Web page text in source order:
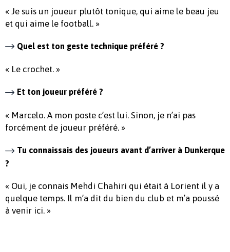
« Je suis un joueur plutôt tonique, qui aime le beau jeu
et qui aime le football. »
Quel est ton geste technique préféré ?
« Le crochet. »
Et ton joueur préféré ?
« Marcelo. A mon poste c’est lui. Sinon, je n’ai pas
forcément de joueur préféré. »
Tu connaissais des joueurs avant d’arriver à Dunkerque
?
« Oui, je connais Mehdi Chahiri qui était à Lorient il y a
quelque temps. Il m’a dit du bien du club et m’a poussé
à venir ici. »